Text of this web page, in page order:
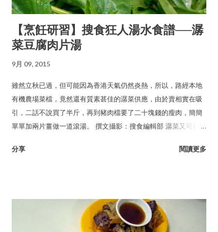
【烹飪研習】搜食狂人湯水食譜──潺
菜豆腐肉片湯
9月 09, 2015
雖然立秋已過，但可能因為香港天氣仍然炎熱，所以，路經本地
有機農場菜檔，竟然還有質素甚佳的潺菜供應，由於賣相實在吸
引，二話不說買了半斤，再到豬肉檔要了二十塊錢的瘦肉，簡簡
單單加兩片薑做一道滾湯。 撰文攝影：搜食編輯部 潺菜又可稱木
分享 閱讀更多